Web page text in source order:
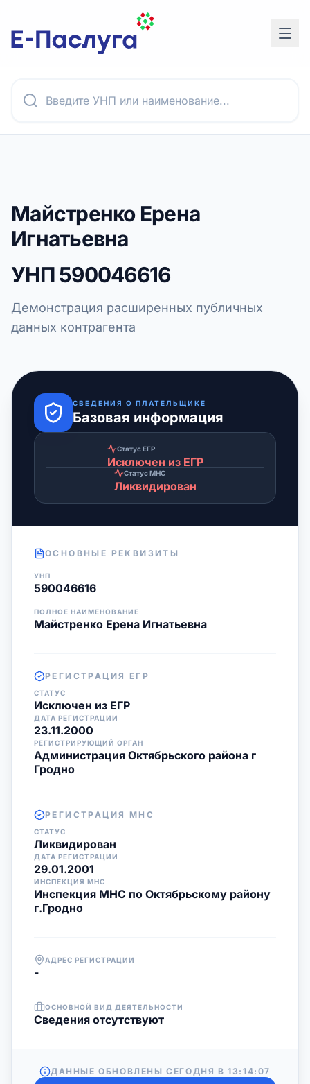
Майстренко Ерена
Игнатьевна
УНП590046616
Демонстрация расширенных публичных
данных контрагента
СВЕДЕНИЯ О ПЛАТЕЛЬЩИКЕ
Базовая информация
Статус ЕГР
Исключен из ЕГР
Статус МНС
Ликвидирован
ОСНОВНЫЕ РЕКВИЗИТЫ
УНП
590046616
ПОЛНОЕ НАИМЕНОВАНИЕ
Майстренко Ерена Игнатьевна
РЕГИСТРАЦИЯ ЕГР
СТАТУС
Исключен из ЕГР
ДАТА РЕГИСТРАЦИИ
23.11.2000
РЕГИСТРИРУЮЩИЙ ОРГАН
Администрация Октябрьского района г
Гродно
РЕГИСТРАЦИЯ МНС
СТАТУС
Ликвидирован
ДАТА РЕГИСТРАЦИИ
29.01.2001
ИНСПЕКЦИЯ МНС
Инспекция МНС по Октябрьскому району
г.Гродно
АДРЕС РЕГИСТРАЦИИ
-
ОСНОВНОЙ ВИД ДЕЯТЕЛЬНОСТИ
Cведения отсутствуют
ДАННЫЕ ОБНОВЛЕНЫ СЕГОДНЯ В13:14:07